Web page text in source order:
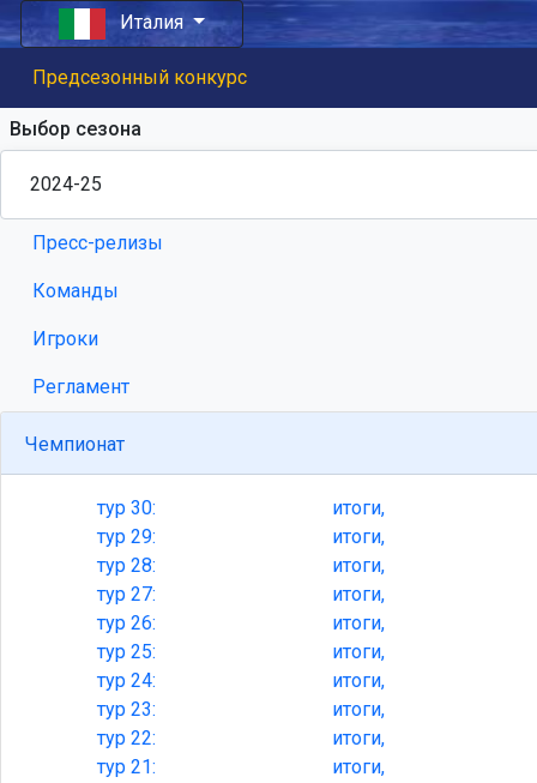
Италия
Предсезонный конкурс
Выбор сезона
Пресс-релизы
Команды
Игроки
Регламент
Чемпионат
тур 30:
итоги,
тур 29:
итоги,
тур 28:
итоги,
тур 27:
итоги,
тур 26:
итоги,
тур 25:
итоги,
тур 24:
итоги,
тур 23:
итоги,
тур 22:
итоги,
тур 21:
итоги,